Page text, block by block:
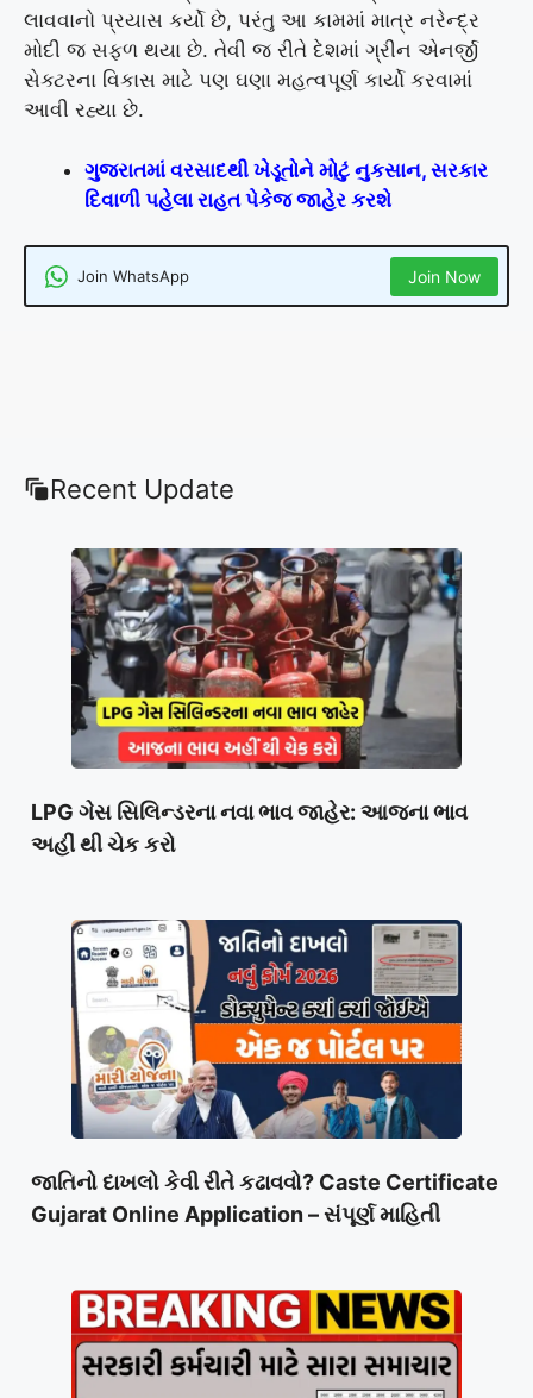
લાવવાનો પ્રયાસ કર્યો છે, પરંતુ આ કામમાં માત્ર નરેન્દ્ર
મોદી જ સફળ થયા છે. તેવી જ રીતે દેશમાં ગ્રીન એનર્જી
સેક્ટરના વિકાસ માટે પણ ઘણા મહત્વપૂર્ણ કાર્યો કરવામાં
આવી રહ્યા છે.
ગુજરાતમાં વરસાદથી ખેડૂતોને મોટું નુકસાન, સરકાર
દિવાળી પહેલા રાહત પેકેજ જાહેર કરશે
Join WhatsApp Join Now
Recent Update
LPG ગેસ સિલિન્ડરના નવા ભાવ જાહેર: આજના ભાવ
અહીં થી ચેક કરો
જાતિનો દાખલો કેવી રીતે કઢાવવો? Caste Certificate
Gujarat Online Application – સંપૂર્ણ માહિતી